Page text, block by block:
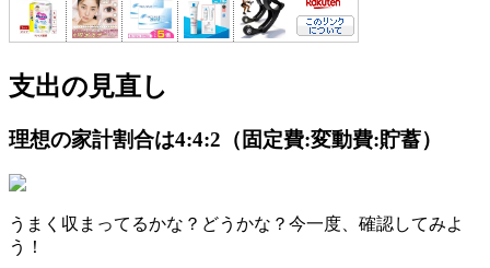
支出の見直し
理想の家計割合は4:4:2（固定費:変動費:貯蓄）
うまく収まってるかな？どうかな？今一度、確認してみよ
う！